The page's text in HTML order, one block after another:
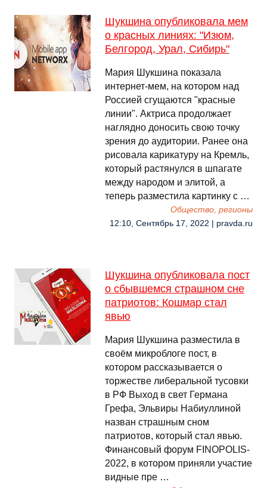
Шукшина опубликовала мем
о красных линиях: "Изюм,
Белгород, Урал, Сибирь"
Мария Шукшина показала
интернет-мем, на котором над
Россией сгущаются "красные
линии". Актриса продолжает
наглядно доносить свою точку
зрения до аудитории. Ранее она
рисовала карикатуру на Кремль,
который растянулся в шпагате
между народом и элитой, а
теперь разместила картинку с …
Общество, регионы
12:10, Сентябрь 17, 2022 | pravda.ru
Шукшина опубликовала пост
о сбывшемся страшном сне
патриотов: Кошмар стал
явью
Мария Шукшина разместила в
своём микроблоге пост, в
котором рассказывается о
торжестве либеральной тусовки
в РФ Выход в свет Германа
Грефа, Эльвиры Набиуллиной
назван страшным сном
патриотов, который стал явью.
Финансовый форум FINOPOLIS-
2022, в котором приняли участие
видные пре …